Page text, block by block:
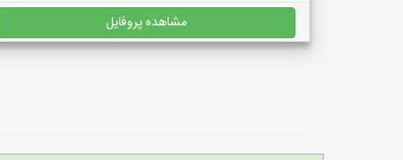
مشاهده پروفایل